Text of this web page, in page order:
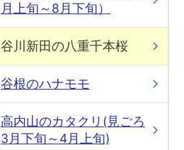
月上旬～8月下旬）
谷川新田の八重千本桜
谷根のハナモモ
高内山のカタクリ(見ごろ
3月下旬～4月上旬)